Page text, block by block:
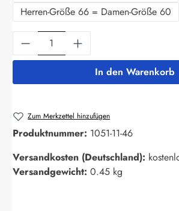
Herren-Größe 66 = Damen-Größe 60
Produkt Anzahl: Gib den
In den Warenkorb
Zum Merkzettel hinzufügen
Produktnummer: 1051-11-46
Versandkosten (Deutschland):
Versandgewicht: 0.45 kg